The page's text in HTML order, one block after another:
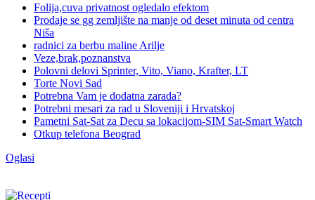
Folija,cuva privatnost ogledalo efektom
Prodaje se gg zemljište na manje od deset minuta od centra
Niša
radnici za berbu maline Arilje
Veze,brak,poznanstva
Polovni delovi Sprinter, Vito, Viano, Krafter, LT
Torte Novi Sad
Potrebna Vam je dodatna zarada?
Potrebni mesari za rad u Sloveniji i Hrvatskoj
Pametni Sat-Sat za Decu sa lokacijom-SIM Sat-Smart Watch
Otkup telefona Beograd
Oglasi